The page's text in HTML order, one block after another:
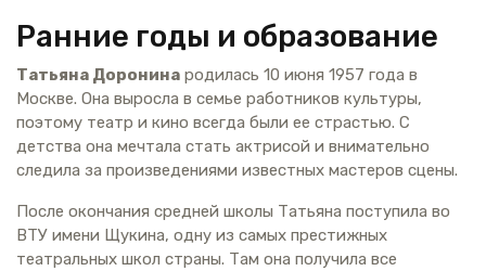
Ранние годы и образование
Татьяна Доронина родилась 10 июня 1957 года в
Москве. Она выросла в семье работников культуры,
поэтому театр и кино всегда были ее страстью. С
детства она мечтала стать актрисой и внимательно
следила за произведениями известных мастеров сцены.
После окончания средней школы Татьяна поступила во
ВТУ имени Щукина, одну из самых престижных
театральных школ страны. Там она получила все